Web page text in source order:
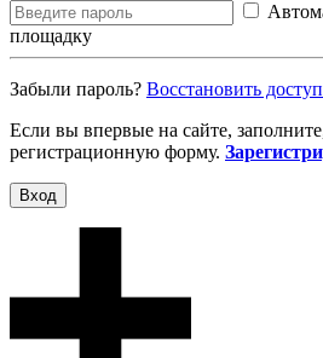
площадку
Забыли пароль? Восcтановить
Если вы впервые на сайте,
регистрационную форму.
Вход